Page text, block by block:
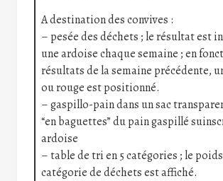
A destination des convives :
– pesée des déchets ; le résultat est
une ardoise chaque semaine ; en
résultats de la semaine précédente,
ou rouge est positionné.
– gaspillo-pain dans un sac
“en baguettes” du pain gaspillé
ardoise
– table de tri en 5 catégories ; le
catégorie de déchets est affiché.